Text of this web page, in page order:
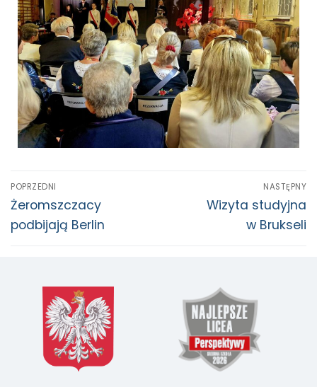
POPRZEDNI
Żeromszczacy
podbijają Berlin
NASTĘPNY
Wizyta studyjna
w Brukseli